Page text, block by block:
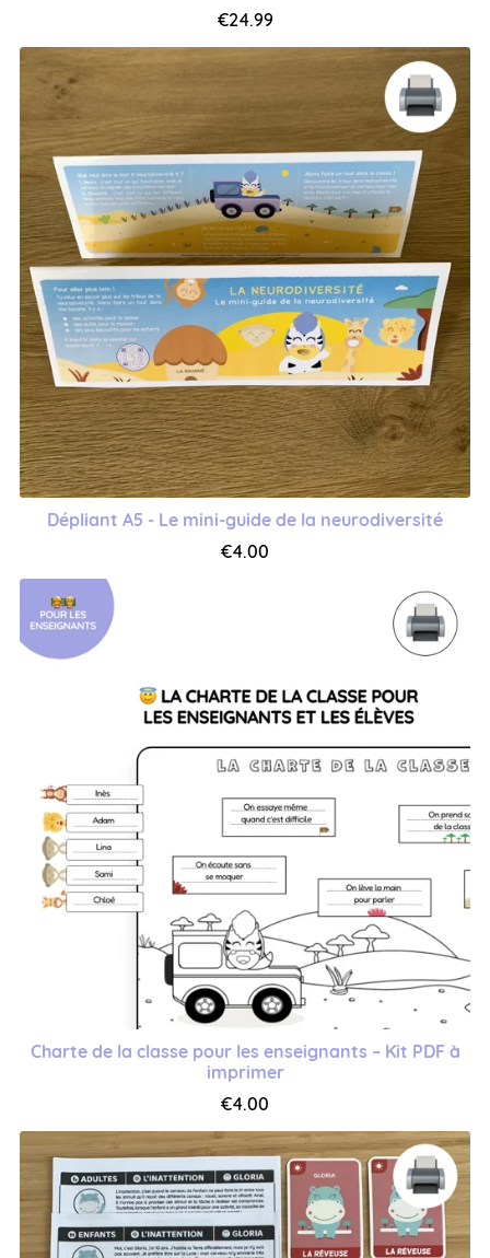
€24.99
Dépliant A5 - Le mini-guide de la neurodiversité
€4.00
Charte de la classe pour les enseignants – Kit PDF à
imprimer
€4.00